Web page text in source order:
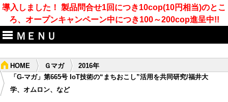
導入しました！ 製品問合せ1回につき10cop(10円相当)のとこ
ろ、オープンキャンペーン中につき100～200cop進呈中!!
ＭＥＮＵ
HOME Ｇマガ
2016年
「G-マガ」第665号 IoT技術の“まちおこし”活用を共同研究/福井大
学、オムロン、など